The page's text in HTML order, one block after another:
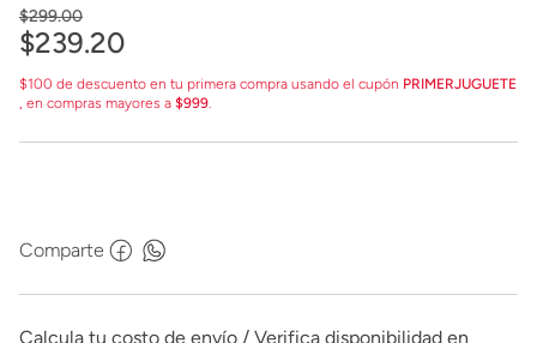
$299.00
$239.20
$100 de descuento en tu primera compra usando el cupón PRIMERJUGUETE
, en compras mayores a $999.
Comparte